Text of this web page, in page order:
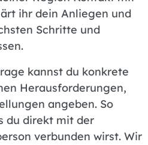
ihr dein Anliegen und
Schritte und
kannst du konkrete
Herausforderungen,
angeben. So
du direkt mit der
verbunden wirst. Wir